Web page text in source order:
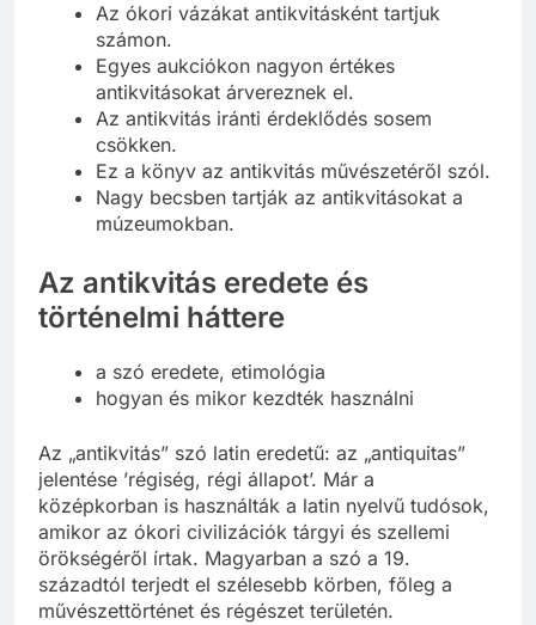
Az ókori vázákat antikvitásként tartjuk
számon.
Egyes aukciókon nagyon értékes
antikvitásokat árvereznek el.
Az antikvitás iránti érdeklődés sosem
csökken.
Ez a könyv az antikvitás művészetéről szól.
Nagy becsben tartják az antikvitásokat a
múzeumokban.
Az antikvitás eredete és
történelmi háttere
a szó eredete, etimológia
hogyan és mikor kezdték használni
Az „antikvitás” szó latin eredetű: az „antiquitas”
jelentése ’régiség, régi állapot’. Már a
középkorban is használták a latin nyelvű tudósok,
amikor az ókori civilizációk tárgyi és szellemi
örökségéről írtak. Magyarban a szó a 19.
századtól terjedt el szélesebb körben, főleg a
művészettörténet és régészet területén.